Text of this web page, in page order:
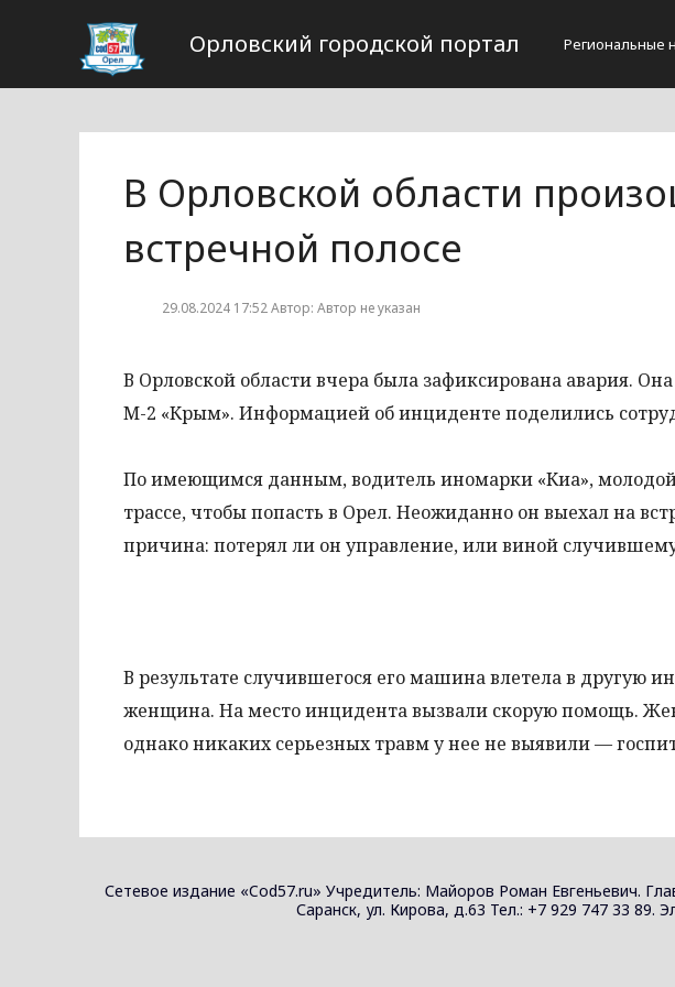
Орловский городской портал Региональные
В Орловской области
встречной полосе
29.08.2024 17:52 Автор: Автор не указан
В Орловской области вчера была зафиксирована авария.
М-2 «Крым». Информацией об инциденте поделились
По имеющимся данным, водитель иномарки «Киа», молодой
трассе, чтобы попасть в Орел. Неожиданно он выехал на
причина: потерял ли он управление, или виной
В результате случившегося его машина влетела в другую
женщина. На место инцидента вызвали скорую помощь.
однако никаких серьезных травм у нее не выявили —
Сетевое издание «Cod57.ru» Учредитель: Майоров Роман Евгеньевич.
Саранск, ул. Кирова, д.63 Тел.: +7 929 747 33 89.